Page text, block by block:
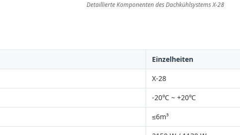
Detaillierte Komponenten des Dachkühlsystems X-28
Einzelheiten
X-28
-20℃ ~ +20℃
≤6m³